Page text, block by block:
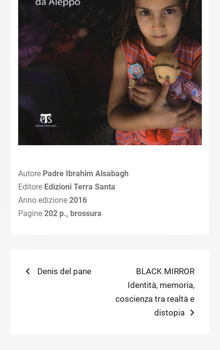
Autore Padre Ibrahim Alsabagh
Editore Edizioni Terra Santa
Anno edizione 2016
Pagine202 p., brossura
Navigazione
Previous
Denis del pane
Next
post:
BLACK MIRROR
Identità, memoria,
coscienza tra realtà e
distopia